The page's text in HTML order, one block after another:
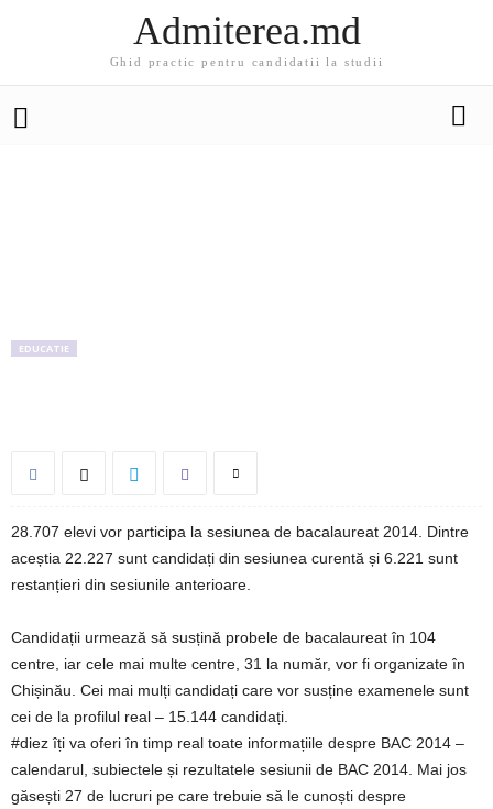
Admiterea.md
Ghid practic pentru candidatii la studii
EDUCATIE
28.707 elevi vor participa la sesiunea de bacalaureat 2014. Dintre
aceștia 22.227 sunt candidați din sesiunea curentă și 6.221 sunt
restanțieri din sesiunile anterioare.
Candidații urmează să susțină probele de bacalaureat în 104
centre, iar cele mai multe centre, 31 la număr, vor fi organizate în
Chișinău. Cei mai mulți candidați care vor susține examenele sunt
cei de la profilul real – 15.144 candidați.
#diez îți va oferi în timp real toate informațiile despre BAC 2014 –
calendarul, subiectele și rezultatele sesiunii de BAC 2014. Mai jos
găsești 27 de lucruri pe care trebuie să le cunoști despre